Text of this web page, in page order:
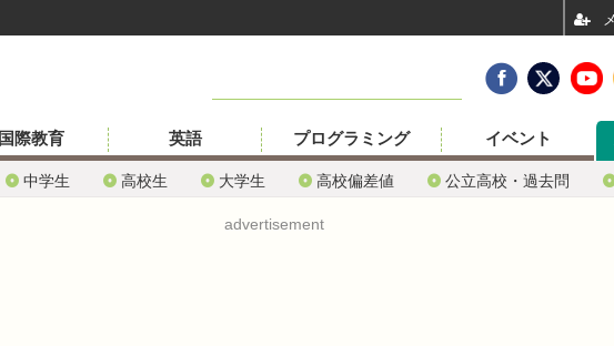
中学生 高校生 大学生 高校偏差値 公立高校・過去問
国際教育 英語 プログラミング イベント
advertisement